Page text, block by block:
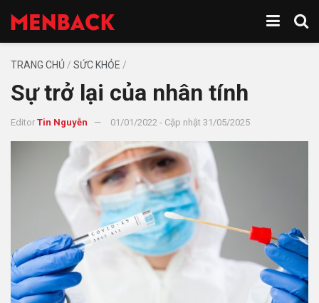
TRANG CHỦ / SỨC KHỎE /
Sự trở lại của nhân tính
Editor Tin Nguyễn 01/01/2022 - Cập nhật 31/05/2025